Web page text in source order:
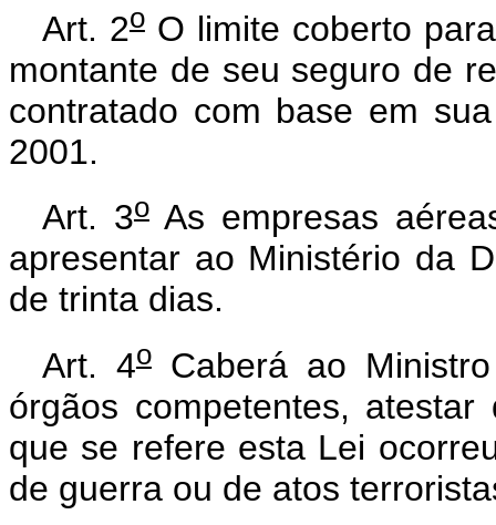
Art. 2oO limite coberto
montante de seu seguro de
contratado com base em
2001.
Art. 3oAs empresas
apresentar ao Ministério da
de trinta dias.
Art. 4oCaberá ao
órgãos competentes,
que se refere esta Lei
de guerra ou de atos